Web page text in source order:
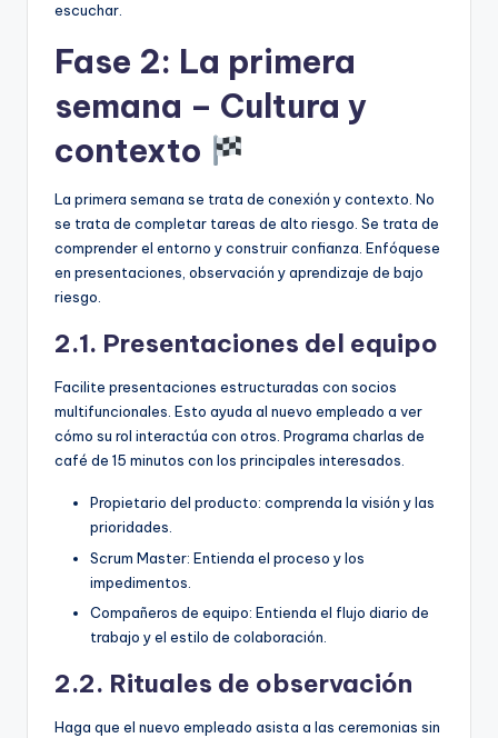
escuchar.
Fase 2: La primera
semana – Cultura y
contexto
La primera semana se trata de conexión y contexto. No
se trata de completar tareas de alto riesgo. Se trata de
comprender el entorno y construir confianza. Enfóquese
en presentaciones, observación y aprendizaje de bajo
riesgo.
2.1. Presentaciones del equipo
Facilite presentaciones estructuradas con socios
multifuncionales. Esto ayuda al nuevo empleado a ver
cómo su rol interactúa con otros. Programa charlas de
café de 15 minutos con los principales interesados.
Propietario del producto: comprenda la visión y las
prioridades.
Scrum Master: Entienda el proceso y los
impedimentos.
Compañeros de equipo: Entienda el flujo diario de
trabajo y el estilo de colaboración.
2.2. Rituales de observación
Haga que el nuevo empleado asista a las ceremonias sin